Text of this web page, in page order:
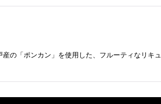
の「ポンカン」を使用した、フルーティなリ